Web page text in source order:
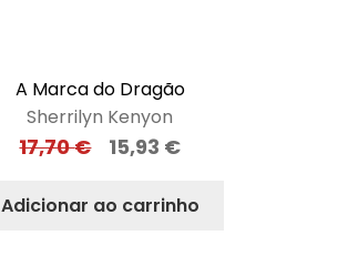
A Marca do Dragão
Sherrilyn Kenyon
17,70€ 15,93 €
Adicionar ao carrinho